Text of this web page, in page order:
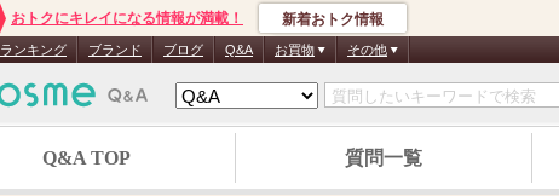
おトクにキレイになる情報が満載！ 新着おトク情報
ランキング ブランド ブログ Q&A お買物 その他
Q&A TOP 質問一覧